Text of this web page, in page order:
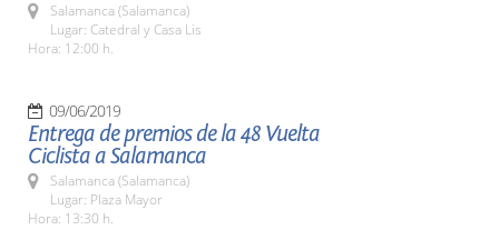
Salamanca (Salamanca)
Lugar: Catedral y Casa Lis
Hora: 12:00 h.
09/06/2019
Entrega de premios de la 48 Vuelta
Ciclista a Salamanca
Salamanca (Salamanca)
Lugar: Plaza Mayor
Hora: 13:30 h.